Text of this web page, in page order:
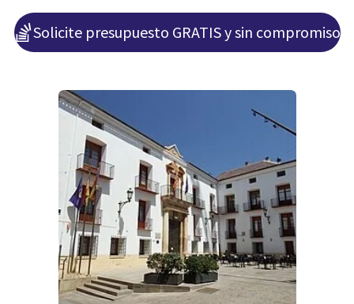
Solicite presupuesto GRATIS y sin compromiso